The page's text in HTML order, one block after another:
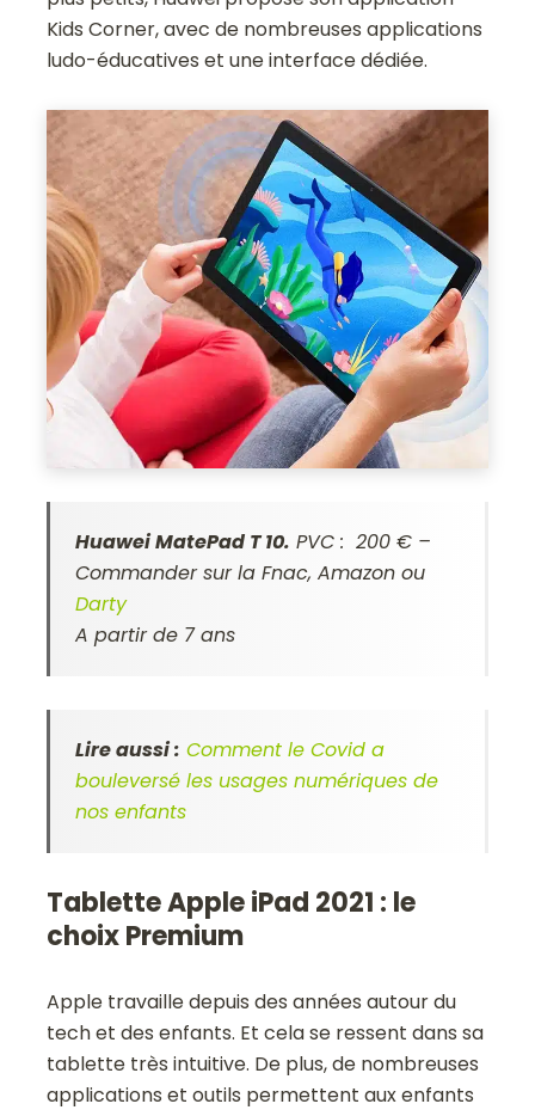
Kids Corner, avec de nombreuses applications
ludo-éducatives et une interface dédiée.
Huawei MatePad T 10. PVC : 200 € –
Commander sur la Fnac, Amazon ou
Darty
A partir de 7 ans
Lire aussi : Comment le Covid a
bouleversé les usages numériques de
nos enfants
Tablette Apple iPad 2021 : le
choix Premium
Apple travaille depuis des années autour du
tech et des enfants. Et cela se ressent dans sa
tablette très intuitive. De plus, de nombreuses
applications et outils permettent aux enfants